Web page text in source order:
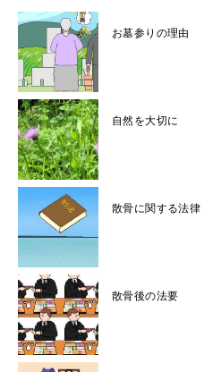
お墓参りの理由
自然を大切に
散骨に関する法律
散骨後の法要